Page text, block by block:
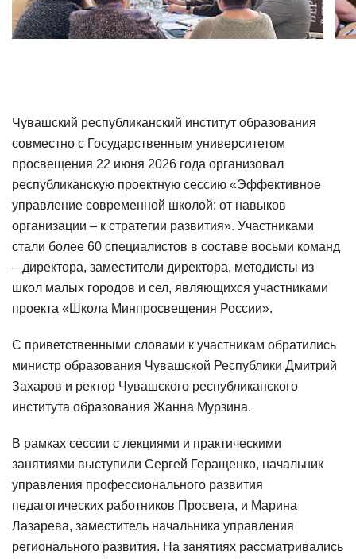
Чувашский республиканский институт образования
совместно с Государственным университетом
просвещения 22 июня 2026 года организовал
республиканскую проектную сессию «Эффективное
управление современной школой: от навыков
организации – к стратегии развития». Участниками
стали более 60 специалистов в составе восьми команд
– директора, заместители директора, методисты из
школ малых городов и сел, являющихся участниками
проекта «Школа Минпросвещения России».
С приветственными словами к участникам обратились
министр образования Чувашской Республики Дмитрий
Захаров и ректор Чувашского республиканского
института образования Жанна Мурзина.
В рамках сессии с лекциями и практическими
занятиями выступили Сергей Геращенко, начальник
управления профессионального развития
педагогических работников Просвета, и Марина
Лазарева, заместитель начальника управления
регионального развития. На занятиях рассматривались